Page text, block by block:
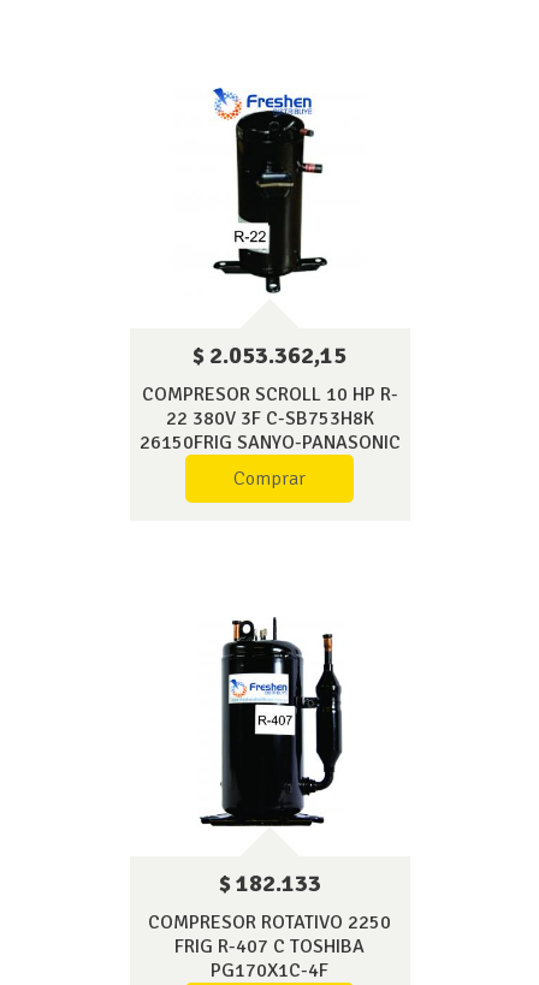
$ 2.053.362,15
COMPRESOR SCROLL 10 HP R-
22 380V 3F C-SB753H8K
26150FRIG SANYO-PANASONIC
Comprar
$ 182.133
COMPRESOR ROTATIVO 2250
FRIG R-407 C TOSHIBA
PG170X1C-4F